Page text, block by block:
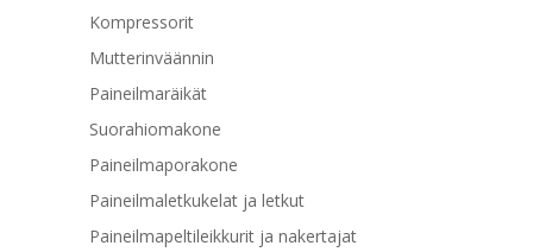
Kompressorit
Mutterinväännin
Paineilmaräikät
Suorahiomakone
Paineilmaporakone
Paineilmaletkukelat ja letkut
Paineilmapeltileikkurit ja nakertajat